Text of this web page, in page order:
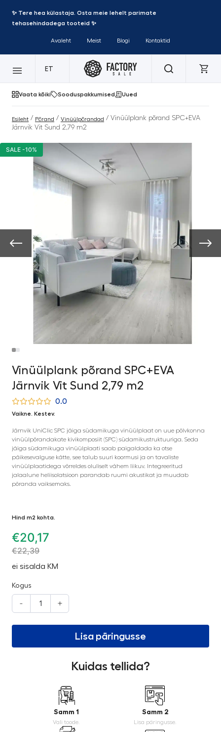
✨ Tere hea külastaja. Osta meie lehelt parimate
tehasehindadega tooteid ✨
Avaleht Meist Blogi Kontaktid
ET
Vaata kõiki Sooduspakkumised Uued
Esileht / Põrand / Vinüülpõrandad / Vinüülplank põrand SPC+EVA
Järnvik Vit Sund 2,79 m2
SALE -10%
Vinüülplank põrand SPC+EVA
Järnvik Vit Sund 2,79 m2
0.0
Vaikne. Kestev.
Järnvik UniClic SPC jäiga südamikuga vinüülplaat on uue põlvkonna
vinüülpõrandakate kivikomposiit (SPC) südamikustruktuuriga. Seda
jäiga südamikuga vinüülplaati saab paigaldada ka otse
päikesevalguse kätte, see talub suuri koormusi ja on tavaliste
vinüülplaatidega võrreldes oluliselt vähem liikuv. Integreeritud
jalaalune heliisolatsioon parandab ruumi akustikat ja muudab
põranda vaiksemaks.
Hind m2 kohta.
€20,17
€22,39
ei sisalda KM
Kogus
- +
Lisa päringusse
Kuidas tellida?
Samm 1
Vali toode.
Samm 2
Lisa päringusse.